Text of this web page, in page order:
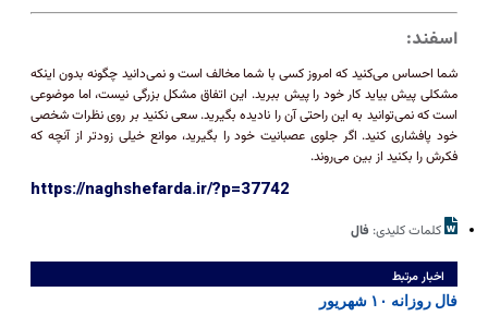
اسفند:
شما احساس می‌کنید که امروز کسی با شما مخالف است و نمی‌دانید چگونه بدون اینکه
مشکلی پیش بیاید کار خود را پیش ببرید. این اتفاق مشکل بزرگی نیست، اما موضوعی
است که نمی‌توانید به این راحتی آن را نادیده بگیرید. سعی نکنید بر روی نظرات شخصی
خود پافشاری کنید. اگر جلوی عصبانیت خود را بگیرید، موانع خیلی زودتر از آنچه که
فکرش را بکنید از بین می‌روند.
https://naghshefarda.ir/?p=37742
کلمات کلیدی: فال
اخبار مرتبط
فال روزانه ۱۰ شهریور